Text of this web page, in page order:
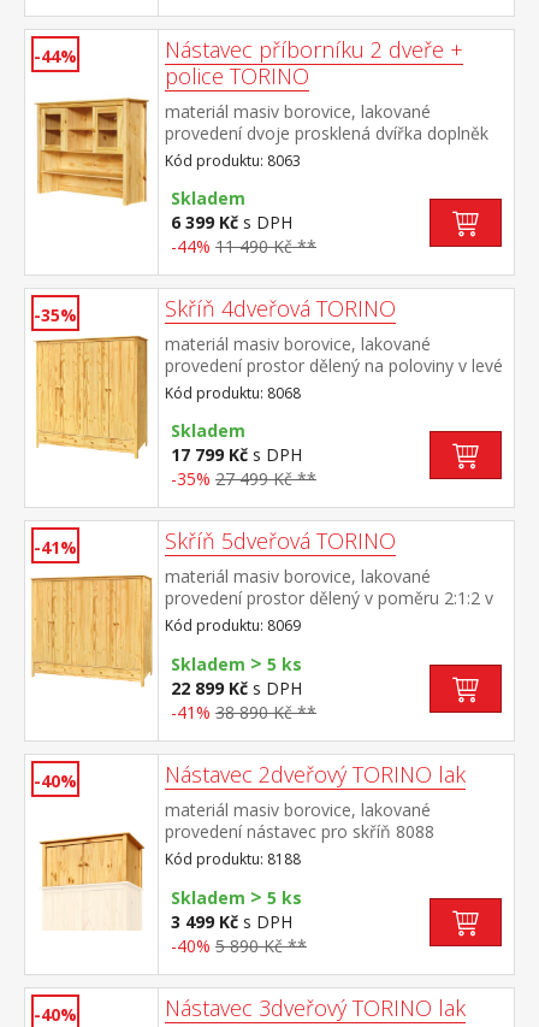
-44%
Nástavec příborníku 2 dveře +
police TORINO
materiál masiv borovice, lakované
provedení dvoje prosklená dvířka doplněk
příborníku TORINO 8062
Kód produktu: 8063
Skladem
6 399 Kč s DPH
-44% 11 490 Kč **
-35% Skříň 4dveřová TORINO
materiál masiv borovice, lakované
provedení prostor dělený na poloviny v levé
polovině šatní tyč a police na klobouky v
pravé polovině 3 police ve spodní části 2
zásuvky s kovovými pojezdy doporučený
nástavec 8168
Kód produktu: 8068
Skladem
17 799 Kč s DPH
-35% 27 499 Kč **
-41% Skříň 5dveřová TORINO
materiál masiv borovice, lakované
provedení prostor dělený v poměru 2:1:2 v
levé a pravé širší části šatní tyč a police na
klobouky ve střední úzké části 3 police ve
spodní části 3 zásuvky s kovovými
pojezdy doporučený nástavec 8169
Kód produktu: 8069
Skladem > 5 ks
22 899 Kč s DPH
-41% 38 890 Kč **
-40% Nástavec 2dveřový TORINO lak
materiál masiv borovice, lakované
provedení nástavec pro skříň 8088
Kód produktu: 8188
Skladem > 5 ks
3 499 Kč s DPH
-40% 5 890 Kč **
-40% Nástavec 3dveřový TORINO lak